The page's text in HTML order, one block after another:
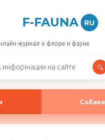
F-FAUNA RU
журнал о флоре и фауне
Собаки